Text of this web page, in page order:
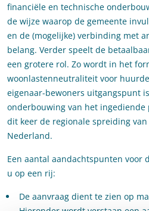
financiële en technische
de wijze waarop de gemeente
en de (mogelijke) verbinding met
belang. Verder speelt de
een grotere rol. Zo wordt in het
woonlastenneutraliteit voor
eigenaar-bewoners uitgangspunt
onderbouwing van het ingediende
dit keer de regionale spreiding
Nederland.
Een aantal aandachtspunten voor
u op een rij:
De aanvraag dient te zien op